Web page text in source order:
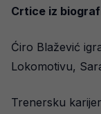
Crtice iz
Ćiro Blažević
Lokomotivu,
Trenersku